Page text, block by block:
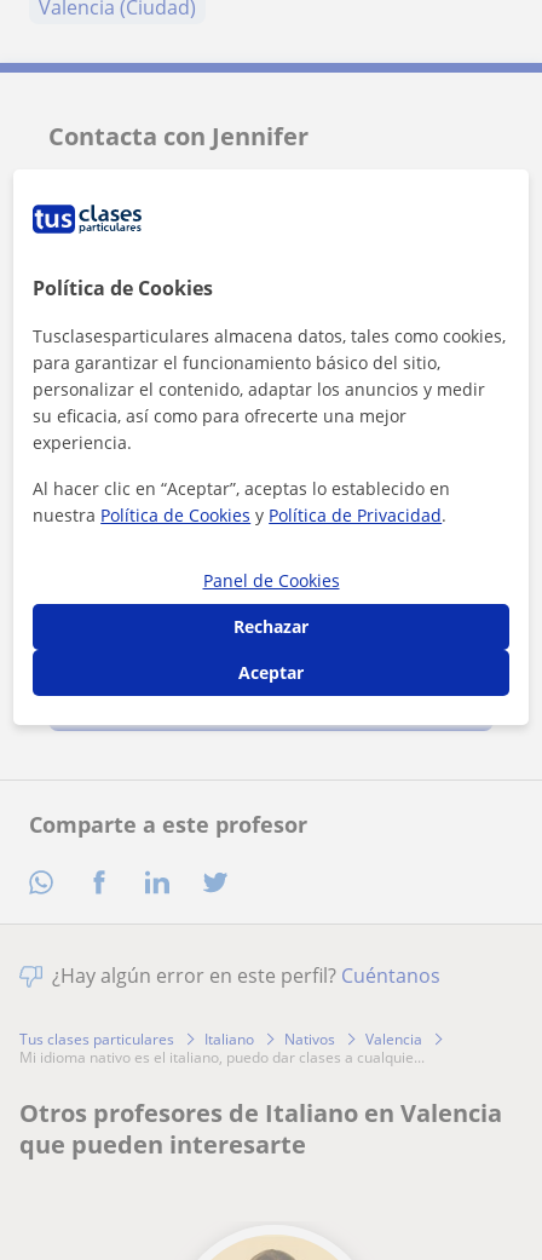
Comparte a este profesor
Valencia (Ciudad)
Contacta con Jennifer
Tarifa
Al hacer clic, aceptas nuestroaviso legal
Contactar ahora
¿Hay algún error en este perfil? Cuéntanos
Tus clases particulares Italiano Nativos
Valencia
mi idioma nativo es el italiano, puedo dar clases a cualquie...
Otros profesores de Italiano en Valencia
que pueden interesarte
Política de Cookies
Tusclasesparticulares almacena datos, tales como cookies,
para garantizar el funcionamiento básico del sitio,
personalizar el contenido, adaptar los anuncios y medir
su eficacia, así como para ofrecerte una mejor
experiencia.
Al hacer clic en “Aceptar”, aceptas lo establecido en
nuestra Política de Cookies y Política de Privacidad.
Panel de Cookies
Rechazar
Aceptar